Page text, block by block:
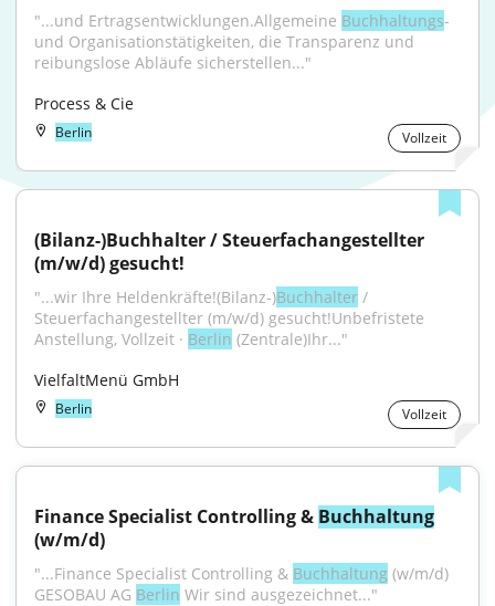
"...und Ertragsentwicklungen.Allgemeine Buchhaltungs-
und Organisationstätigkeiten, die Transparenz und
reibungslose Abläufe sicherstellen..."
Process & Cie
Berlin Vollzeit
(Bilanz-)Buchhalter / Steuerfachangestellter
(m/w/d) gesucht!
"...wir Ihre Heldenkräfte!(Bilanz-)Buchhalter /
Steuerfachangestellter (m/w/d) gesucht!Unbefristete
Anstellung, Vollzeit · Berlin (Zentrale)Ihr..."
VielfaltMenü GmbH
Berlin Vollzeit
Finance Specialist Controlling & Buchhaltung
(w/m/d)
"...Finance Specialist Controlling & Buchhaltung (w/m/d)
GESOBAU AG Berlin Wir sind ausgezeichnet..."